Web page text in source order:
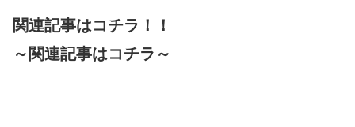
関連記事はコチラ！！
～関連記事はコチラ～